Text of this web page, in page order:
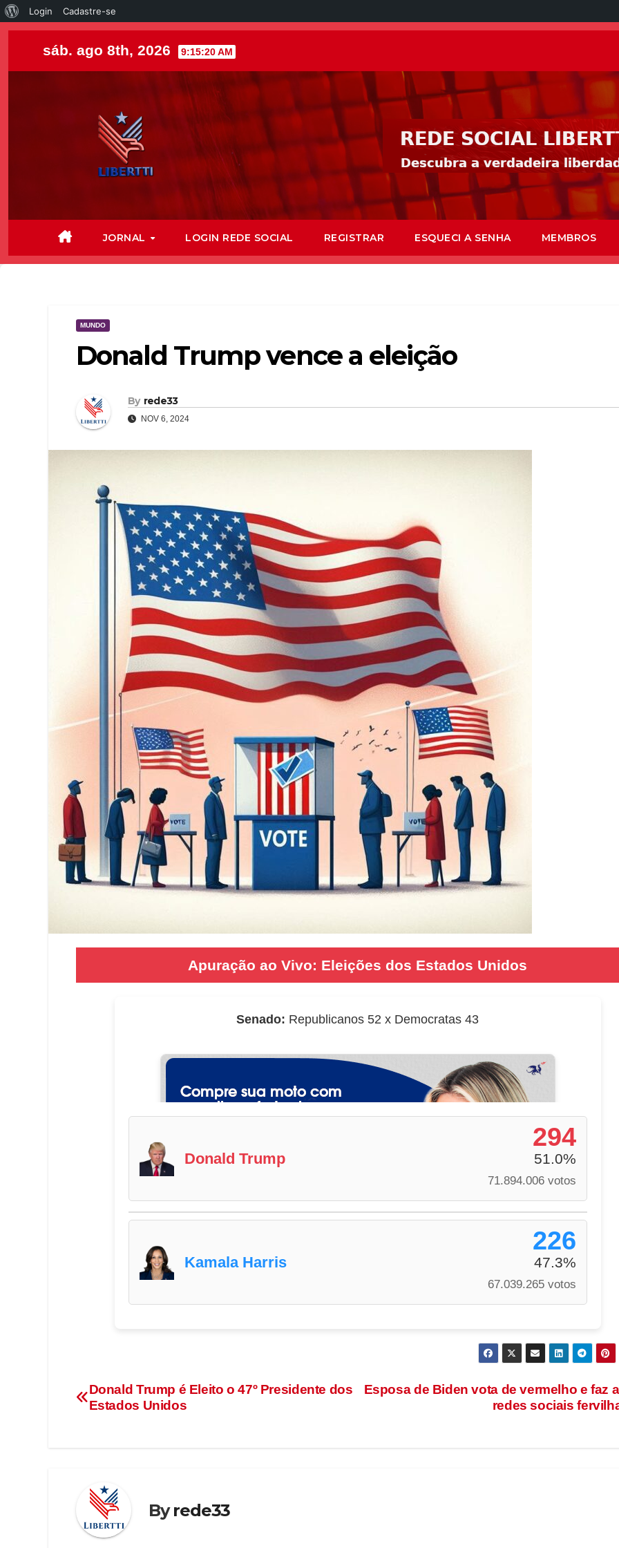
Login Cadastre-se
sáb. ago 8th, 2026 9:15:22 AM
JORNAL LOGIN REDE SOCIAL REGISTRAR ESQUECI A SENHA MEMBROS
MUNDO
Donald Trump vence a eleição
By rede33
NOV 6, 2024
Apuração ao Vivo: Eleições dos Estados Unidos
Senado: Republicanos 52 x Democratas 43
Donald Trump
294
51.0%
71.894.006 votos
Kamala Harris
226
47.3%
67.039.265 votos
Esposa de Biden vota de vermelho e faz
redes sociais
Donald Trump é Eleito o 47º Presidente dos
Estados Unidos
Byrede33